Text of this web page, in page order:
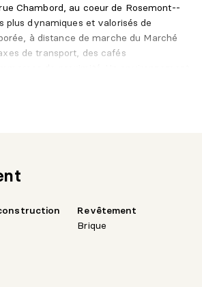
Chambord, au coeur de Rosemont--
dynamiques et valorisés de
à distance de marche du Marché
de transport, des cafés
ont fait l'objet de rénovations
résidentielles, contribuant à la
Revêtement
Brique